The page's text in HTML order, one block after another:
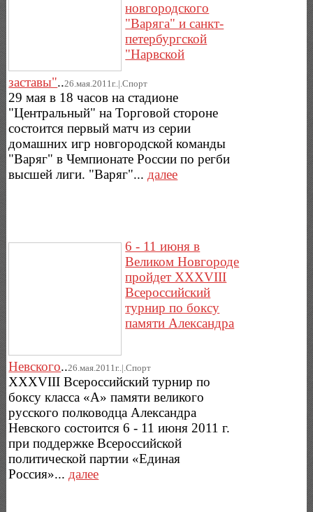
новгородского
"Варяга" и санкт-
петербургской
"Нарвской
заставы"..26.мая.2011г..|.Спорт
29 мая в 18 часов на стадионе
"Центральный" на Торговой стороне
состоится первый матч из серии
домашних игр новгородской команды
"Варяг" в Чемпионате России по регби
высшей лиги. "Варяг"... далее
6 - 11 июня в
Великом Новгороде
пройдет XXXVIII
Всероссийский
турнир по боксу
памяти Александра
Невского..26.мая.2011г..|.Спорт
XXXVIII Всероссийский турнир по
боксу класса «А» памяти великого
русского полководца Александра
Невского состоится 6 - 11 июня 2011 г.
при поддержке Всероссийской
политической партии «Единая
Россия»... далее